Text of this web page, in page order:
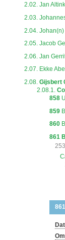
2.02.Jan
2.03.
2.04.
2.05.Jacob
2.06.Jan
2.07.Ekke
2.08. Gijsbert
2.08.1.
858
859
860
861
861